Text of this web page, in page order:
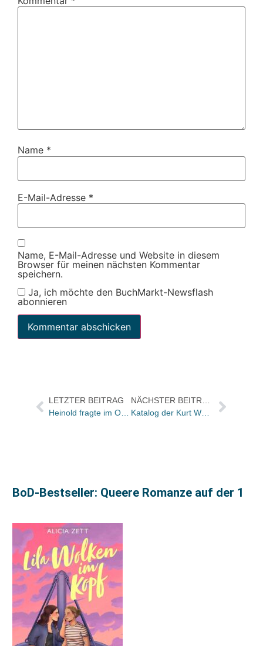
Name *
E-Mail-Adresse *
Name, E-Mail-Adresse und Website in diesem
Browser für meinen nächsten Kommentar
speichern.
Ja, ich möchte den BuchMarkt-Newsflash
abonnieren
LETZTER BEITRAG
Heinold fragte im Oktober nach Gräfe und Unzer, München
NÄCHSTER BEITRAG
Katalog der Kurt Wolff Stiftung Leipzig kostenlos bei KNV
BoD-Bestseller: Queere Romanze auf der 1